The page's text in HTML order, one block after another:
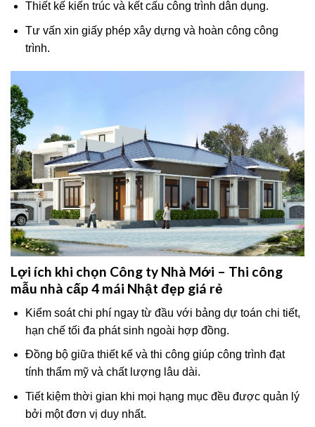
Thiết kế kiến trúc và kết cấu công trình dân dụng.
Tư vấn xin giấy phép xây dựng và hoàn công công
trình.
Lợi ích khi chọn Công ty Nhà Mới – Thi công
mẫu nhà cấp 4 mái Nhật đẹp giá rẻ
Kiểm soát chi phí ngay từ đầu với bảng dự toán chi tiết,
hạn chế tối đa phát sinh ngoài hợp đồng.
Đồng bộ giữa thiết kế và thi công giúp công trình đạt
tính thẩm mỹ và chất lượng lâu dài.
Tiết kiệm thời gian khi mọi hạng mục đều được quản lý
bởi một đơn vị duy nhất.